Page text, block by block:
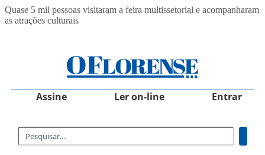
Quase 5 mil pessoas visitaram a feira multissetorial e acompanharam
as atrações culturais
Assine Ler on-line Entrar